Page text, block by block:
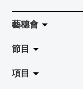
藝穗會
關於藝穗會
藝穗會的演化
節目
拉闊
項目